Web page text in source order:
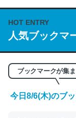
説してる記事が
https://
/064121
─GPTの仕組みと
HOT ENTRY
人気ブックマ
ブックマークが集
今日8/6(木)のブ